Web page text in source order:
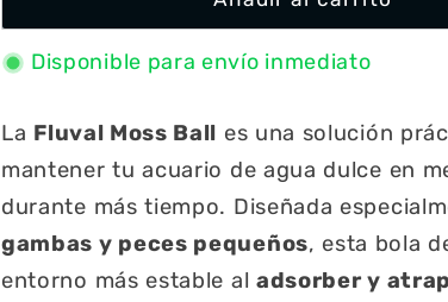
n
Disponible para envío inmediato
La Fluval Moss Ball es una solución
mantener tu acuario de agua dulce en
durante más tiempo. Diseñada
gambas y peces pequeños, esta bola
entorno más estable al adsorber y